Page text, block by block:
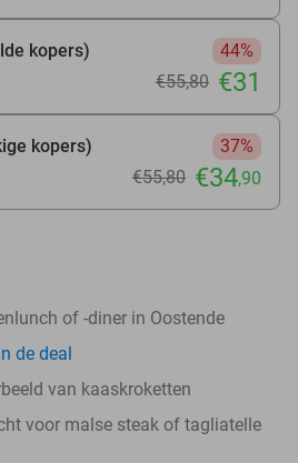
kopers)
44%
€55,80 €31
kopers)
37%
€55,80 €34,90
of -diner in Oostende
de deal
van kaaskroketten
voor malse steak of tagliatelle